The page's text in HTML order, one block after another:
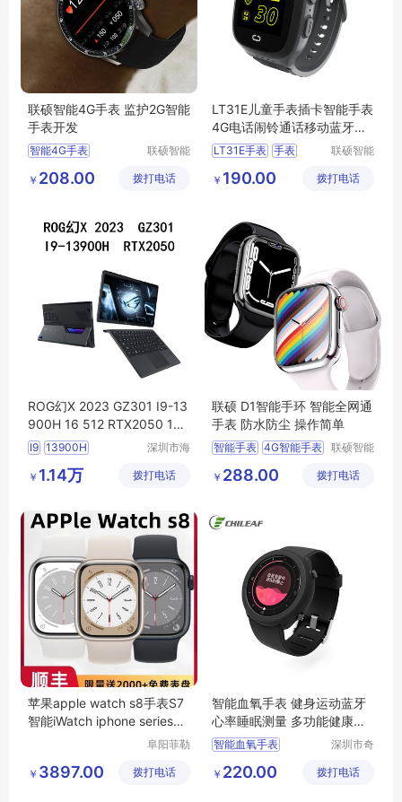
联硕智能4G手表 监护2G智能
手表开发
智能4G手表
健康智能运动手表
联硕智能
有限公司
￥ 208.00 拨打电话
LT31E儿童手表插卡智能手表
4G电话闹铃通话移动蓝牙音
乐男女
LT31E手表 手表
4G手表
联硕智能
有限公司
￥ 190.00 拨打电话
ROG幻X 2023 GZ301 I9-13
900H 16 512 RTX2050 13.
4笔记本电脑可议价
I9 13900H
深圳市海
有限公司
￥ 1.14万 拨打电话
联硕 D1智能手环 智能全网通
手表 防水防尘 操作简单
智能手表 4G智能手表
心脑血管疾病预警手表
联硕智能
有限公司
￥ 288.00 拨打电话
苹果apple watch s8手表S7
智能iWatch iphone series新
阜阳菲勒
公司
￥ 3897.00 拨打电话
智能血氧手表 健身运动蓝牙
心率睡眠测量 多功能健康腕
表
智能血氧手表
深圳心率手表
深圳市奇
限公司
￥ 220.00 拨打电话